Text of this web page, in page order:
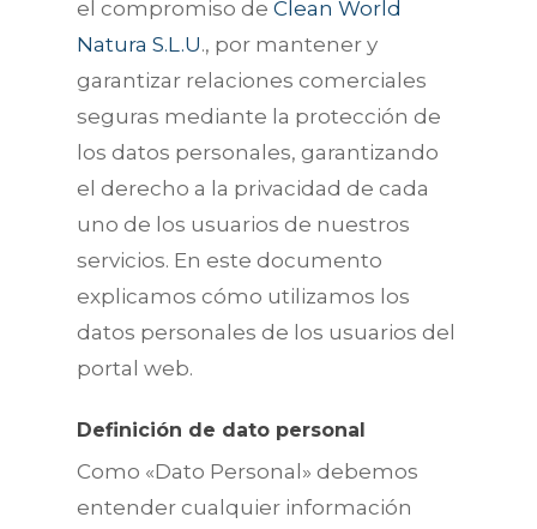
el compromiso deClean World
Natura S.L.U., por mantener y
garantizar relaciones comerciales
seguras mediante la protección de
los datos personales, garantizando
el derecho a la privacidad de cada
uno de los usuarios de nuestros
servicios. En este documento
explicamos cómo utilizamos los
datos personales de los usuarios del
portal web.
Definición de dato personal
Como «Dato Personal» debemos
entender cualquier información